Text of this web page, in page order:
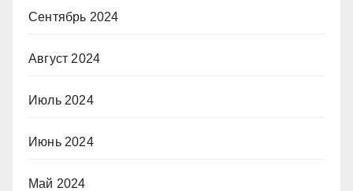
Сентябрь 2024
Август 2024
Июль 2024
Июнь 2024
Май 2024